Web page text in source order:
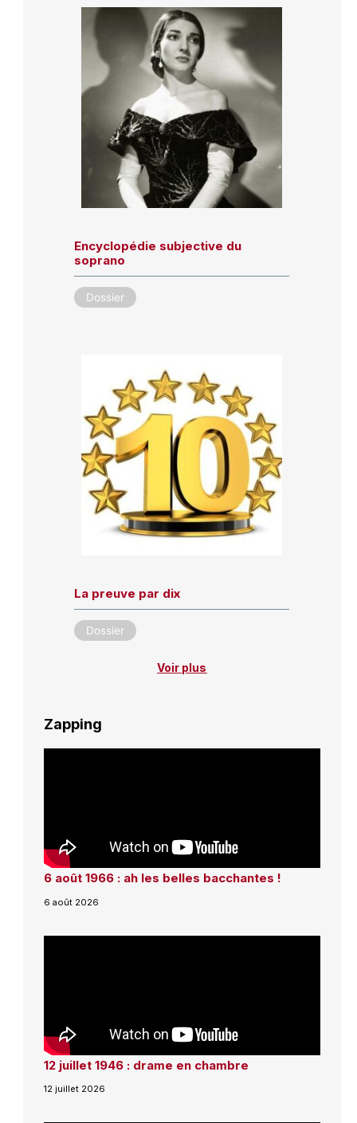
Encyclopédie subjective du
soprano
Dossier
La preuve par dix
Dossier
Voir plus
Zapping
6 août 1966 : ah les belles bacchantes !
6 août 2026
12 juillet 1946 : drame en chambre
12 juillet 2026